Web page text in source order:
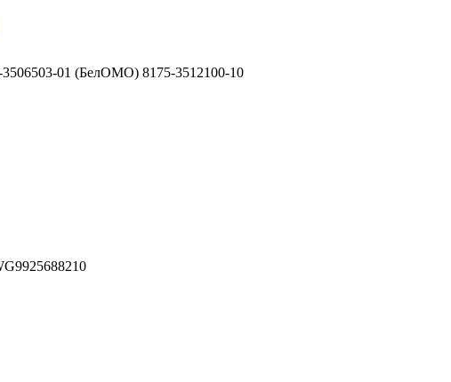
01 (БелОМО) 8175-3512100-10